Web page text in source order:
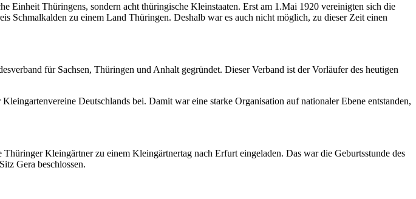
Einheit Thüringens, sondern acht thüringische Kleinstaaten. Erst am 1.Mai 1920 vereinigten sich die
Schmalkalden zu einem Land Thüringen. Deshalb war es auch nicht möglich, zu dieser Zeit einen
für Sachsen, Thüringen und Anhalt gegründet. Dieser Verband ist der Vorläufer des heutigen
Deutschlands bei. Damit war eine starke Organisation auf nationaler Ebene entstanden,
Kleingärtner zu einem Kleingärtnertag nach Erfurt eingeladen. Das war die Geburtsstunde des
Gera beschlossen.